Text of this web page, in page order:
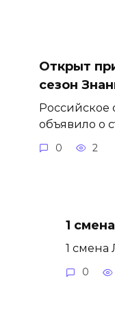
Открыт
сезон
Российское
объявило о
0 2
1
1 смена
0